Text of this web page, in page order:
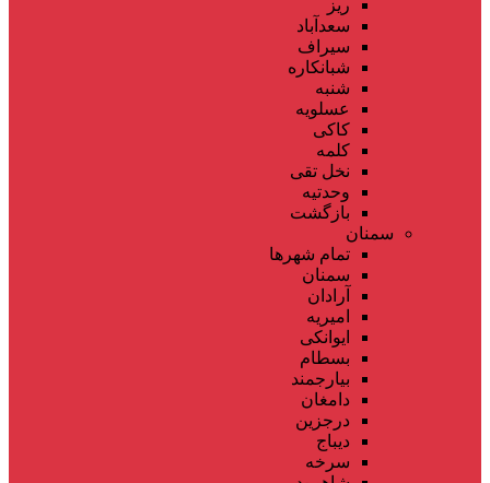
ریز
سعدآباد
سیراف
شبانکاره
شنبه
عسلویه
کاکی
کلمه
نخل تقی
وحدتیه
بازگشت
سمنان
تمام شهر‌ها
سمنان
آرادان
امیریه
ایوانکی
بسطام
بیارجمند
دامغان
درجزین
دیباج
سرخه